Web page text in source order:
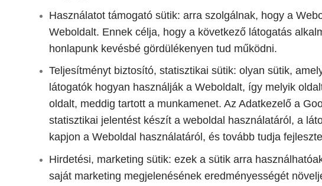
Használatot támogató sütik: arra szolgálnak, hogy a
Weboldalt. Ennek célja, hogy a következő látogatás
honlapunk kevésbé gördülékenyen tud működni.
Teljesítményt biztosító, statisztikai sütik: olyan sütik,
látogatók hogyan használják a Weboldalt, így melyik
oldalt, meddig tartott a munkamenet. Az Adatkezelő a
statisztikai jelentést készít a weboldal használatáról, a
kapjon a Weboldal használatáról, és tovább tudja
Hirdetési, marketing sütik: ezek a sütik arra
saját marketing megjelenésének eredményességét